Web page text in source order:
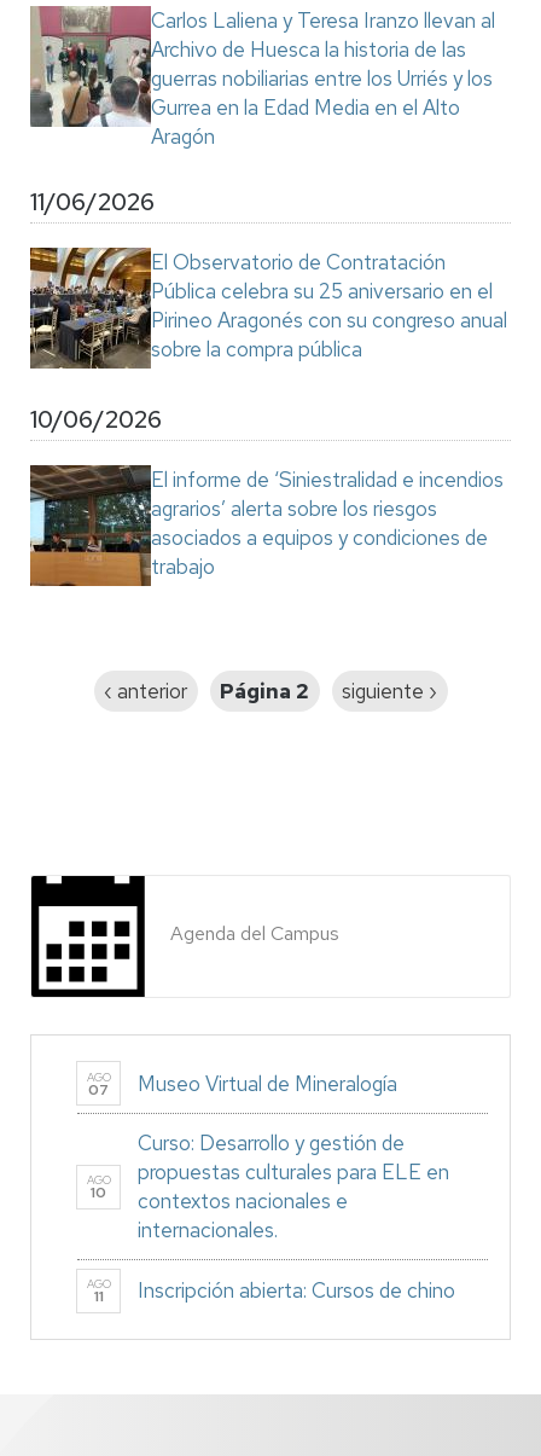
Carlos Laliena y Teresa Iranzo llevan al
Archivo de Huesca la historia de las
guerras nobiliarias entre los Urriés y los
Gurrea en la Edad Media en el Alto
Aragón
11/06/2026
El Observatorio de Contratación
Pública celebra su 25 aniversario en el
Pirineo Aragonés con su congreso anual
sobre la compra pública
10/06/2026
El informe de ‘Siniestralidad e incendios
agrarios’ alerta sobre los riesgos
asociados a equipos y condiciones de
trabajo
Página
‹ anterior Página 2
Siguiente
siguiente ›
Agenda del Campus
AGO
07 Museo Virtual de Mineralogía
AGO
10
Curso: Desarrollo y gestión de
propuestas culturales para ELE en
contextos nacionales e
internacionales.
AGO
11 Inscripción abierta: Cursos de chino